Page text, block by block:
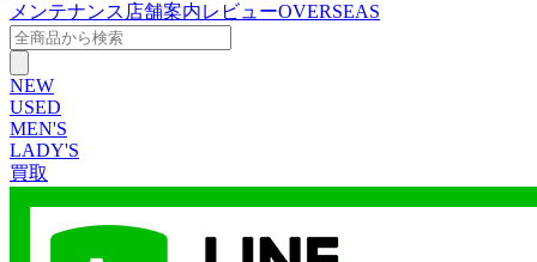
メンテナンス 店舗案内レビューOVERSEAS
NEW
USED
MEN'S
LADY'S
買取